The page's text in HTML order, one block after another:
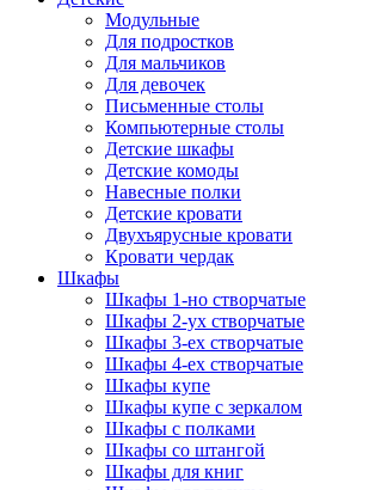
Модульные
Для подростков
Для мальчиков
Для девочек
Письменные столы
Компьютерные столы
Детские шкафы
Детские комоды
Навесные полки
Детские кровати
Двухъярусные кровати
Кровати чердак
Шкафы
Шкафы 1-но створчатые
Шкафы 2-ух створчатые
Шкафы 3-ех створчатые
Шкафы 4-ех створчатые
Шкафы купе
Шкафы купе с зеркалом
Шкафы с полками
Шкафы со штангой
Шкафы для книг